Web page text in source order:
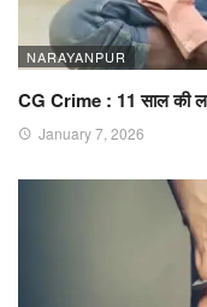
NARAYANPUR
CG Crime : 11 साल की
January 7, 2026